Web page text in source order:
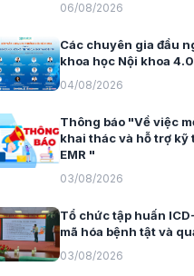
06/08/2026
Các chuyên gia đầu
khoa học Nội khoa
04/08/2026
Thông báo "Về việc
khai thác và hỗ trợ kỹ
EMR "
03/08/2026
Tổ chức tập huấn
mã hóa bệnh tật và
03/08/2026